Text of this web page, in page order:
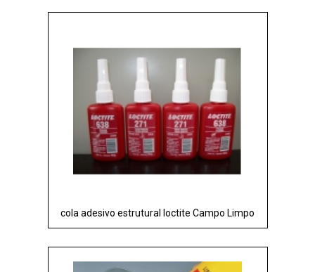
cola adesivo estrutural loctite Campo Limpo